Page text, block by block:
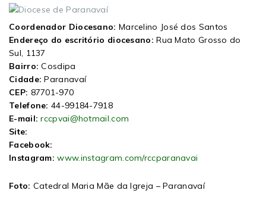
Coordenador Diocesano: Marcelino José dos Santos
Endereço do escritório diocesano: Rua Mato Grosso do
Sul, 1137
Bairro: Cosdipa
Cidade: Paranavaí
CEP: 87701-970
Telefone: 44-99184-7918
E-mail: rccpvai@hotmail.com
Site:
Facebook:
Instagram: www.instagram.com/rccparanavai
Foto: Catedral Maria Mãe da Igreja – Paranavaí